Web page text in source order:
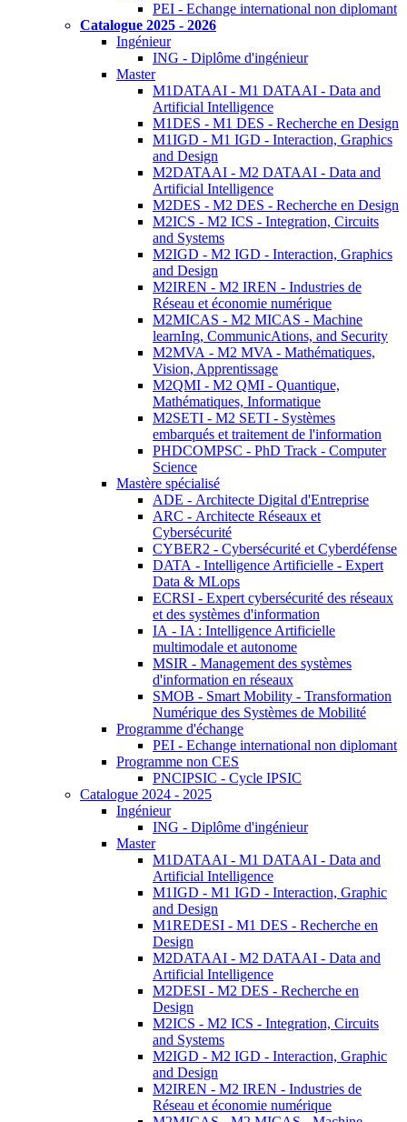
PEI - Echange international non diplomant
Catalogue 2025 - 2026
Ingénieur
ING - Diplôme d'ingénieur
Master
M1DATAAI - M1 DATAAI - Data and
Artificial Intelligence
M1DES - M1 DES - Recherche en Design
M1IGD - M1 IGD - Interaction, Graphics
and Design
M2DATAAI - M2 DATAAI - Data and
Artificial Intelligence
M2DES - M2 DES - Recherche en Design
M2ICS - M2 ICS - Integration, Circuits
and Systems
M2IGD - M2 IGD - Interaction, Graphics
and Design
M2IREN - M2 IREN - Industries de
Réseau et économie numérique
M2MICAS - M2 MICAS - Machine
learnIng, CommunicAtions, and Security
M2MVA - M2 MVA - Mathématiques,
Vision, Apprentissage
M2QMI - M2 QMI - Quantique,
Mathématiques, Informatique
M2SETI - M2 SETI - Systèmes
embarqués et traitement de l'information
PHDCOMPSC - PhD Track - Computer
Science
Mastère spécialisé
ADE - Architecte Digital d'Entreprise
ARC - Architecte Réseaux et
Cybersécurité
CYBER2 - Cybersécurité et Cyberdéfense
DATA - Intelligence Artificielle - Expert
Data & MLops
ECRSI - Expert cybersécurité des réseaux
et des systèmes d'information
IA - IA : Intelligence Artificielle
multimodale et autonome
MSIR - Management des systèmes
d'information en réseaux
SMOB - Smart Mobility - Transformation
Numérique des Systèmes de Mobilité
Programme d'échange
PEI - Echange international non diplomant
Programme non CES
PNCIPSIC - Cycle IPSIC
Catalogue 2024 - 2025
Ingénieur
ING - Diplôme d'ingénieur
Master
M1DATAAI - M1 DATAAI - Data and
Artificial Intelligence
M1IGD - M1 IGD - Interaction, Graphic
and Design
M1REDESI - M1 DES - Recherche en
Design
M2DATAAI - M2 DATAAI - Data and
Artificial Intelligence
M2DESI - M2 DES - Recherche en
Design
M2ICS - M2 ICS - Integration, Circuits
and Systems
M2IGD - M2 IGD - Interaction, Graphic
and Design
M2IREN - M2 IREN - Industries de
Réseau et économie numérique